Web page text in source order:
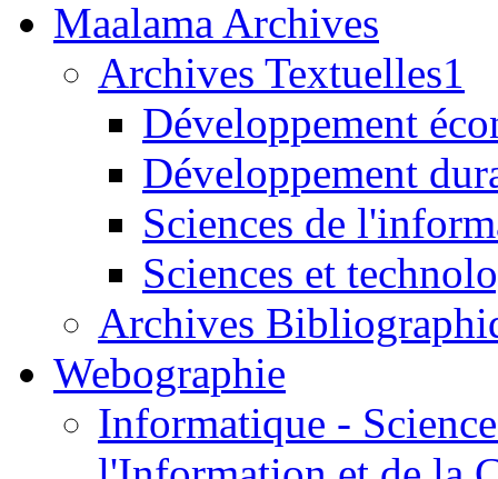
Maalama Archives
Archives Textuelles1
Développement
Développement
Sciences de
Sciences et
Archives
Webographie
Informatique -